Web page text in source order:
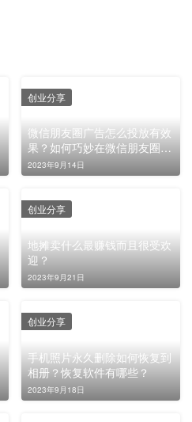
微信朋友圈广告怎么投放有效
果？如何巧妙在微信朋友圈植
入广告?
2023年9月14日
创业分享
地摊卖什么最赚钱而且很受欢
迎？
2023年9月21日
创业分享
手机照片永久删除如何恢复到
相册？恢复软件有哪些？
2023年9月18日
创业分享